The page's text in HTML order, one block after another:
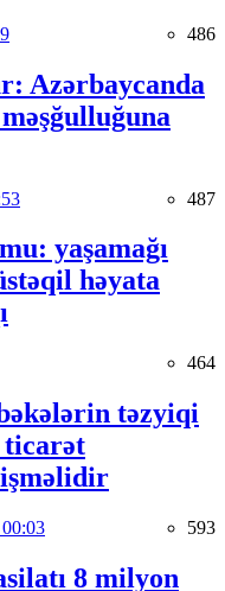
486
Azərbaycanda
487
yaşamağı
həyata
464
təzyiqi
ticarət
593
8 milyon